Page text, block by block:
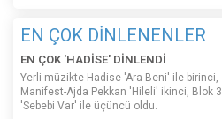
EN ÇOK DİNLENENLER
EN ÇOK 'HADİSE' DİNLENDİ
Yerli müzikte Hadise 'Ara Beni' ile birinci,
Manifest-Ajda Pekkan 'Hileli' ikinci, Blok 3
'Sebebi Var' ile üçüncü oldu.